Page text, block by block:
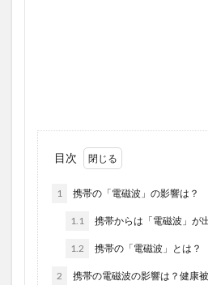
目次
1 携帯の「電磁波」の影響は？
1.1 携帯からは「電磁波」が
1.2 携帯の「電磁波」とは？
2
携帯の電磁波の影響は？健康